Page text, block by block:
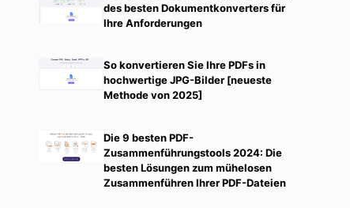
des besten Dokumentkonverters für
Ihre Anforderungen
So konvertieren Sie Ihre PDFs in
hochwertige JPG-Bilder [neueste
Methode von 2025]
Die 9 besten PDF-
Zusammenführungstools 2024: Die
besten Lösungen zum mühelosen
Zusammenführen Ihrer PDF-Dateien